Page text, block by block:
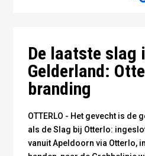
De laatste slag
Gelderland:
branding
OTTERLO - Het gevecht is de
als de Slag bij Otterlo:
vanuit Apeldoorn via Otterlo,